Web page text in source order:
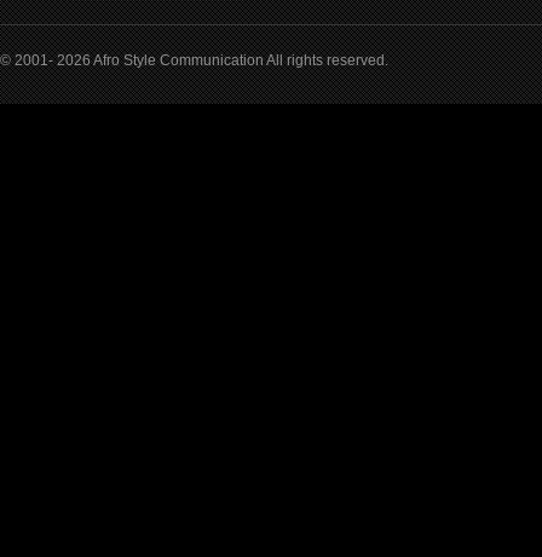
© 2001- 2026 Afro Style Communication All rights reserved.